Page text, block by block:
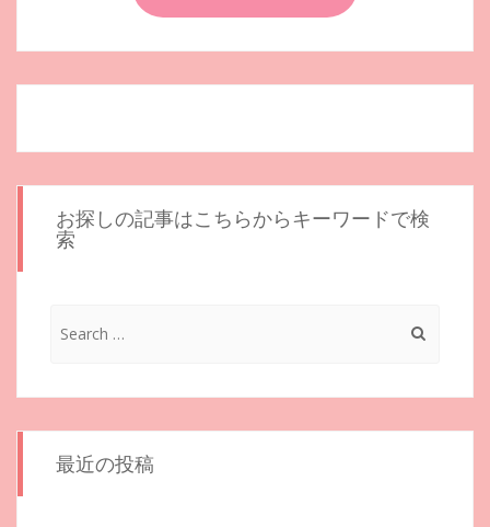
お探しの記事はこちらからキーワードで検
索
最近の投稿